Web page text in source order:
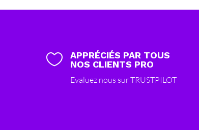

APPRÉCIÉS PAR TOUS
NOS CLIENTS PRO
Evaluez nous sur TRUSTPILOT